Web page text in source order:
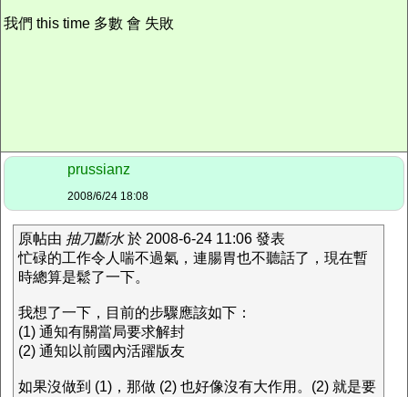
我們 this time 多數 會 失敗
prussianz
2008/6/24 18:08
原帖由 抽刀斷水於 2008-6-24 11:06 發表
忙碌的工作令人喘不過氣，連腸胃也不聽話了，現在暫
時總算是鬆了一下。
我想了一下，目前的步驟應該如下：
(1) 通知有關當局要求解封
(2) 通知以前國內活躍版友
如果沒做到 (1)，那做 (2) 也好像沒有大作用。(2) 就是要